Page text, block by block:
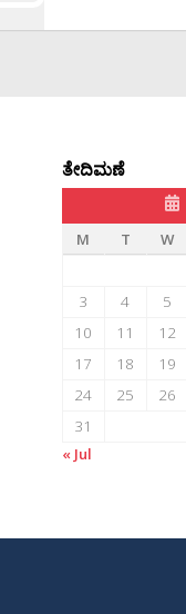
ತೇದಿಮಣೆ
M
T W
3
4 5
10
11 12
17
18 19
24
25 26
31
« Jul